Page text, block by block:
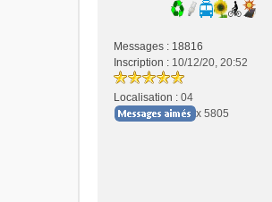
Messages : 18816
Inscription : 10/12/20, 20:52
Localisation : 04
x 5805